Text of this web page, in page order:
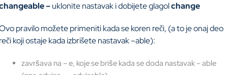
–uklonite nastavak i dobijete glagolchange
pravilo možete primeniti kada se koren reči, (a to je onaj deo
koji ostaje kada izbrišete nastavak –able):
završava na – e, koje se briše kada se doda nastavak – able